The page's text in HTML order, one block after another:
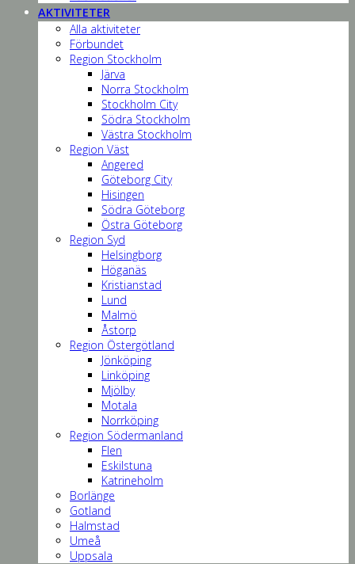
AKTIVITETER
Alla aktiviteter
Förbundet
Region Stockholm
Järva
Norra Stockholm
Stockholm City
Södra Stockholm
Västra Stockholm
Region Väst
Angered
Göteborg City
Hisingen
Södra Göteborg
Östra Göteborg
Region Syd
Helsingborg
Höganäs
Kristianstad
Lund
Malmö
Åstorp
Region Östergötland
Jönköping
Linköping
Mjölby
Motala
Norrköping
Region Södermanland
Flen
Eskilstuna
Katrineholm
Borlänge
Gotland
Halmstad
Umeå
Uppsala